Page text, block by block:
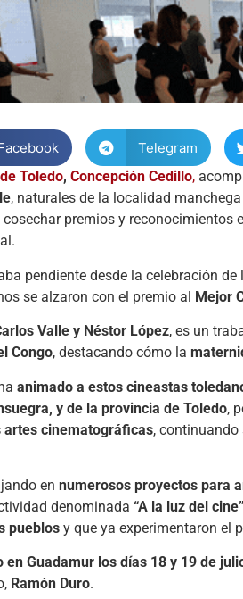
Telegram
Toledo, Concepción Cedillo,
, naturales de la localidad
premios y
pendiente desde la celebración de
se alzaron con el premio al Mejor
Valle y Néstor López, es un
Congo, destacando cómo la
animado a estos cineastas
y de la provincia de Toledo,
artes cinematográficas, continuando
en numerosos proyectos para
denominada “A la luz del cine”
pueblos y que ya experimentaron el
Guadamur los días 18 y 19 de
Ramón Duro.